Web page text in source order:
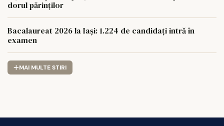
dorul părinților
Bacalaureat 2026 la Iași: 1.224 de candidați intră în
examen
MAI MULTE STIRI